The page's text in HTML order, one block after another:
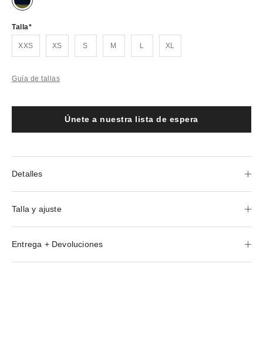
¡Agotado!
Talla
XXS XS S M L XL
Guía de tallas
Únete a nuestra lista de espera
Detalles
Talla y ajuste
Entrega + Devoluciones